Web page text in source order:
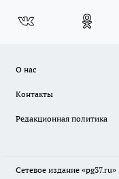
О нас
Контакты
Редакционная политика
Сетевое издание «pg37.ru»